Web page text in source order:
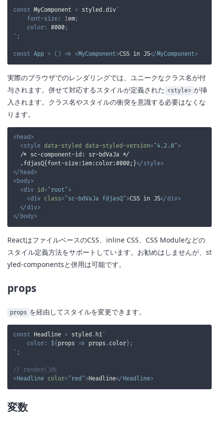
const MyComponent = styled.div`
font-size : 1em ;
color : #000 ;
` ;
const App = ( ) => <MyComponent>CSS in JS</MyComponent>
実際のブラウザでのレンダリングでは、ユニークなクラス名が付
与されます。併せて対応するスタイルが定義された <style> が挿
入されます。クラス名やスタイルの衝突を意識する必要はなくな
ります。
<head>
<style data-styled data-styled-version= "4.2.0">
  .fdjasQ{font-size:1em:color:#000;}
</ style>
</ head>
<body>
<div id= "root ">
<div class= "sc-bdVaJa fdjasQ">CSS in JS</ div>
</ div>
</ body>
ReactはファイルベースのCSS、inline CSS、CSS Moduleなどの
スタイル定義方法をサポートしています。お勧めはしませんが、st
yled-componentsと併用は可能です。
props
props を経由してスタイルを変更できます。
const Headline = styled. h1`
color : ${ props => props . color } ;
` ;
// render()内
<Headline color= "red ">Headline</ Headline>
変数